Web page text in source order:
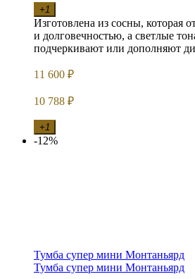
+1
Изготовлена из сосны, которая
и долговечностью, а светлые
подчеркивают или дополняют
11 600 ₽
10 788 ₽
+1
-12%
Тумба супер мини Монтаньярд
Тумба супер мини Монтаньярд